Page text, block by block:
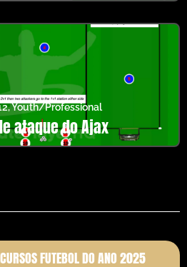
,Youth/Professional
ataque do Ajax
FUTEBOL DO ANO 2025